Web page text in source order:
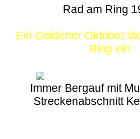
Rad am Ring
Ein Goldener Oktober
Ring ein
Immer Bergauf mit
Streckenabschnitt